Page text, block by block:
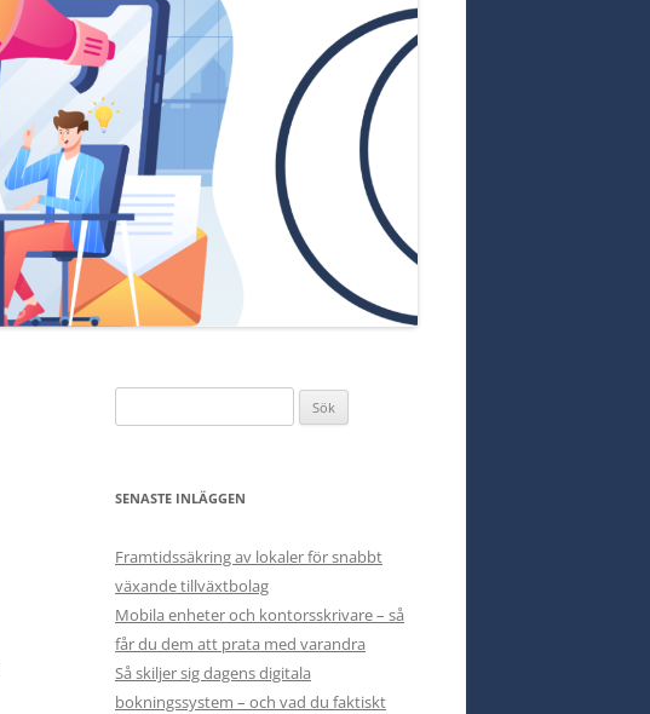
efter:
SENASTE INLÄGGEN
Framtidssäkring av lokaler för snabbt
växande tillväxtbolag
Mobila enheter och kontorsskrivare – så
får du dem att prata med varandra
Så skiljer sig dagens digitala
bokningssystem – och vad du faktiskt